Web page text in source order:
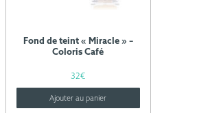
Fond de teint « Miracle » –
Coloris Café
32€
Ajouter au panier